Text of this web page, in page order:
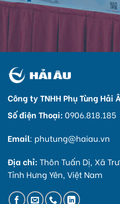
Công ty TNHH Phụ Tùng Hải
Số điện Thoại: 0906.818.185
Email: phutung@haiau.vn
Địa chỉ: Thôn Tuấn Dị, Xã
Tỉnh Hưng Yên, Việt Nam